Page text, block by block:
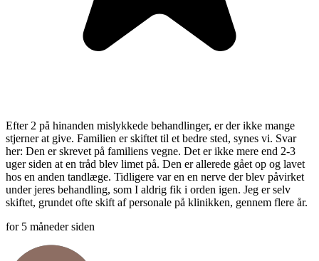
Efter 2 på hinanden mislykkede behandlinger, er der ikke mange
stjerner at give. Familien er skiftet til et bedre sted, synes vi. Svar
her: Den er skrevet på familiens vegne. Det er ikke mere end 2-3
uger siden at en tråd blev limet på. Den er allerede gået op og lavet
hos en anden tandlæge. Tidligere var en en nerve der blev påvirket
under jeres behandling, som I aldrig fik i orden igen. Jeg er selv
skiftet, grundet ofte skift af personale på klinikken, gennem flere år.
for 5 måneder siden